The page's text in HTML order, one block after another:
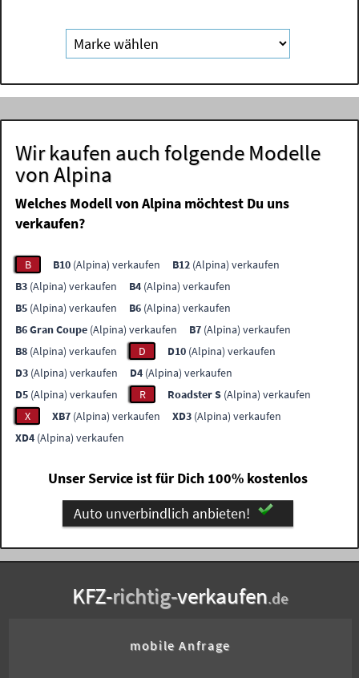
Wir kaufen auch folgende Modelle
von Alpina
Welches Modell von Alpina möchtest Du uns
verkaufen?
B B10 (Alpina) verkaufen B12 (Alpina) verkaufen
B3 (Alpina) verkaufen B4 (Alpina) verkaufen
B5 (Alpina) verkaufen B6 (Alpina) verkaufen
B6 Gran Coupe (Alpina) verkaufen B7 (Alpina) verkaufen
B8 (Alpina) verkaufen D D10 (Alpina) verkaufen
D3 (Alpina) verkaufen D4 (Alpina) verkaufen
D5 (Alpina) verkaufen R Roadster S (Alpina) verkaufen
X
XB7 (Alpina) verkaufen XD3 (Alpina) verkaufen
XD4 (Alpina) verkaufen
Unser Service ist für Dich 100% kostenlos
Auto unverbindlich anbieten!
KFZ-richtig-verkaufen.de
mobile Anfrage